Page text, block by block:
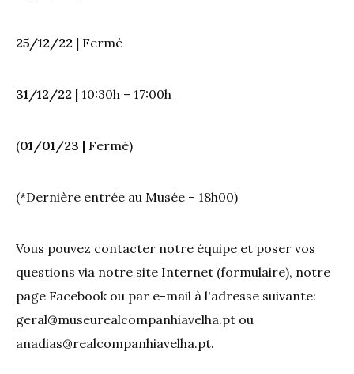
25/12/22 | Fermé
31/12/22 | 10:30h – 17:00h
(01/01/23 | Fermé)
(*Dernière entrée au Musée – 18h00)
Vous pouvez contacter notre équipe et poser vos
questions via notre site Internet (formulaire), notre
page Facebook ou par e-mail à l'adresse suivante:
geral@museurealcompanhiavelha.pt ou
anadias@realcompanhiavelha.pt.